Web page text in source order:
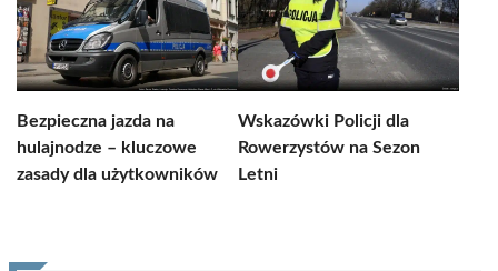
Bezpieczna jazda na
hulajnodze – kluczowe
zasady dla użytkowników
Wskazówki Policji dla
Rowerzystów na Sezon
Letni